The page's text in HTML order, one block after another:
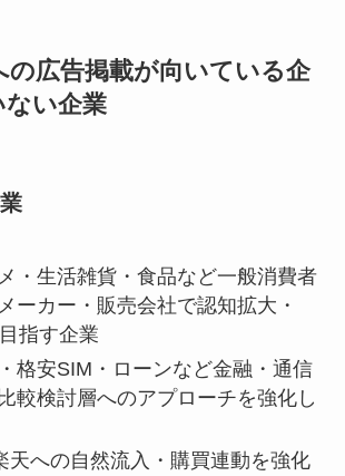
の広告掲載が向いている企
い企業
・生活雑貨・食品など一般消費者
ーカー・販売会社で認知拡大・
指す企業
格安SIM・ローンなど金融・通信
較検討層へのアプローチを強化し
天への自然流入・購買連動を強化